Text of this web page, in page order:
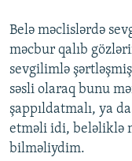
Belə məclislərdə
məcbur qalıb
sevgilimlə
səsli olaraq bunu
şappıldatmalı, ya
etməli idi, beləliklə
bilməliydim.